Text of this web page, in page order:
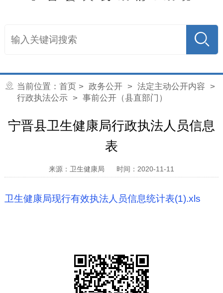
当前位置： 首页 > 政务公开> 法定主动公开内容 >
行政执法公示> 事前公开（县直部门）
宁晋县卫生健康局行政执法人员信息
表
来源：卫生健康局 时间：2020-11-11
卫生健康局现行有效执法人员信息统计表(1).xls